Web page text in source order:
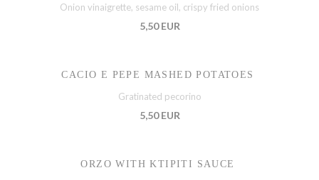
Onion vinaigrette, sesame oil, crispy fried onions
5,50 EUR
CACIO E PEPE MASHED POTATOES
Gratinated pecorino
5,50 EUR
ORZO WITH KTIPITI SAUCE